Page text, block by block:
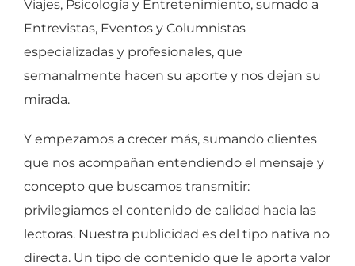
Viajes, Psicología y Entretenimiento, sumado a
Entrevistas, Eventos y Columnistas
especializadas y profesionales, que
semanalmente hacen su aporte y nos dejan su
mirada.
Y empezamos a crecer más, sumando clientes
que nos acompañan entendiendo el mensaje y
concepto que buscamos transmitir:
privilegiamos el contenido de calidad hacia las
lectoras. Nuestra publicidad es del tipo nativa no
directa. Un tipo de contenido que le aporta valor